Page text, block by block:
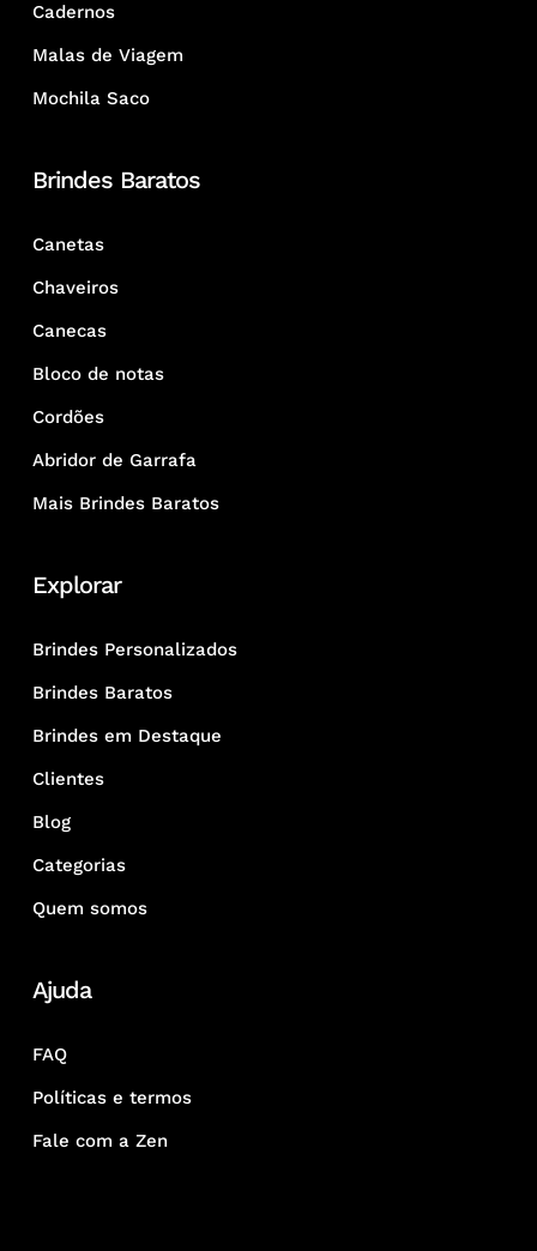
Cadernos
Malas de Viagem
Mochila Saco
Brindes Baratos
Canetas
Chaveiros
Canecas
Bloco de notas
Cordões
Abridor de Garrafa
Mais Brindes Baratos
Explorar
Brindes Personalizados
Brindes Baratos
Brindes em Destaque
Clientes
Blog
Categorias
Quem somos
Ajuda
FAQ
Políticas e termos
Fale com a Zen